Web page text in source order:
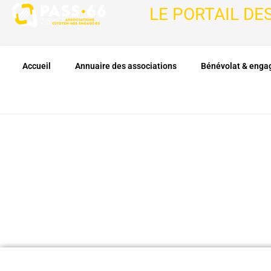
LE PORTAIL
Accueil Annuaire des associations Bénévolat &